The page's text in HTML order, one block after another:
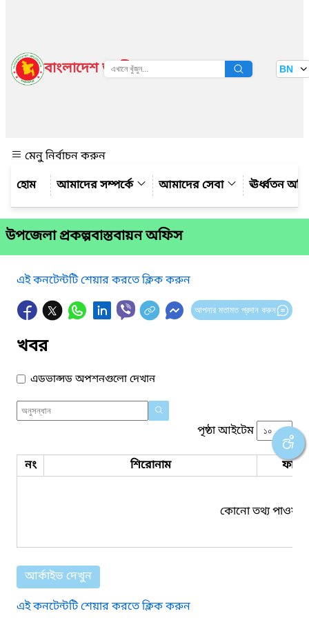
বাংলাদেশ জাতীয় তথ্য বাতায়ন BN
মেনু নির্বাচন করুন
আমাদের সম্পর্কে
আমাদের সেবা ঊর্ধ্বতন
উপজেলা প্রকল্পবাস্তবায়ন অফিস
এই কনটেন্টটি শেয়ার করতে ক্লিক করুন
আপনার মতামত প্রদান করুন
খবর
এডভান্সড অপশনগুলো দেখান
পৃষ্ঠা আইটেম
নং শিরোনাম ফাইল
কোনো তথ্য পাওয়া
আর্কাইভ দেখুন
এই কনটেন্টটি শেয়ার করতে ক্লিক করুন